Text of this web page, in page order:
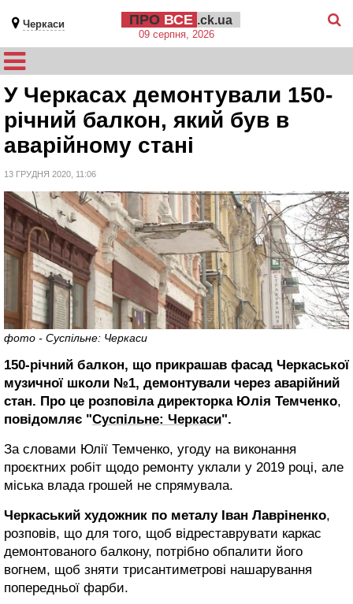
Черкаси ПРО ВСЕ .ck.ua
09 серпня, 2026
У Черкасах демонтували 150-
річний балкон, який був в
аварійному стані
13 ГРУДНЯ 2020, 11:06
фото - Суспільне: Черкаси
150-річний балкон, що прикрашав фасад Черкаської
музичної школи №1, демонтували через аварійний
стан. Про це розповіла директорка Юлія Темченко,
повідомляє "Суспільне: Черкаси".
За словами Юлії Темченко, угоду на виконання
проєктних робіт щодо ремонту уклали у 2019 році, але
міська влада грошей не спрямувала.
Черкаський художник по металу Іван Лавріненко,
розповів, що для того, щоб відреставрувати каркас
демонтованого балкону, потрібно обпалити його
вогнем, щоб зняти трисантиметрові нашарування
попередньої фарби.